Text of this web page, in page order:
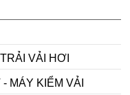
VẢI HƠI
MÁY KIỂM VẢI